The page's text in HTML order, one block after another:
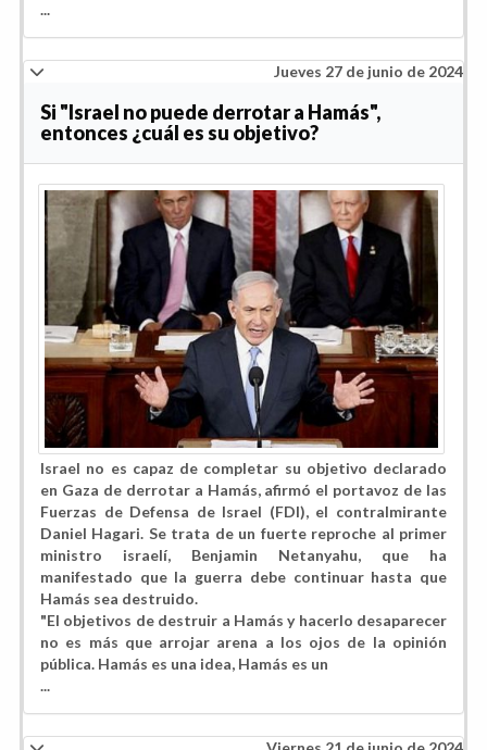
...
Jueves 27 de junio de 2024
Si "Israel no puede derrotar a Hamás",
entonces ¿cuál es su objetivo?
Israel no es capaz de completar su objetivo declarado
en Gaza de derrotar a Hamás, afirmó el portavoz de las
Fuerzas de Defensa de Israel (FDI), el contralmirante
Daniel Hagari. Se trata de un fuerte reproche al primer
ministro israelí, Benjamin Netanyahu, que ha
manifestado que la guerra debe continuar hasta que
Hamás sea destruido.
"El objetivos de destruir a Hamás y hacerlo desaparecer
no es más que arrojar arena a los ojos de la opinión
pública. Hamás es una idea, Hamás es un
...